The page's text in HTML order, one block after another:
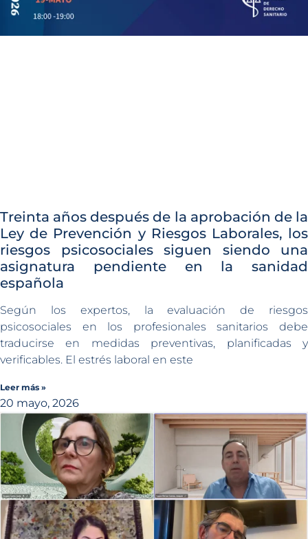
Treinta años después de la aprobación de la
Ley de Prevención y Riesgos Laborales, los
riesgos psicosociales siguen siendo una
asignatura pendiente en la sanidad
española
Según los expertos, la evaluación de riesgos
psicosociales en los profesionales sanitarios debe
traducirse en medidas preventivas, planificadas y
verificables. El estrés laboral en este
Leer más »
20 mayo, 2026